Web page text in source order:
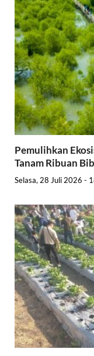
Pemulihkan
Tanam Ribuan
Selasa, 28 Juli 2026 -